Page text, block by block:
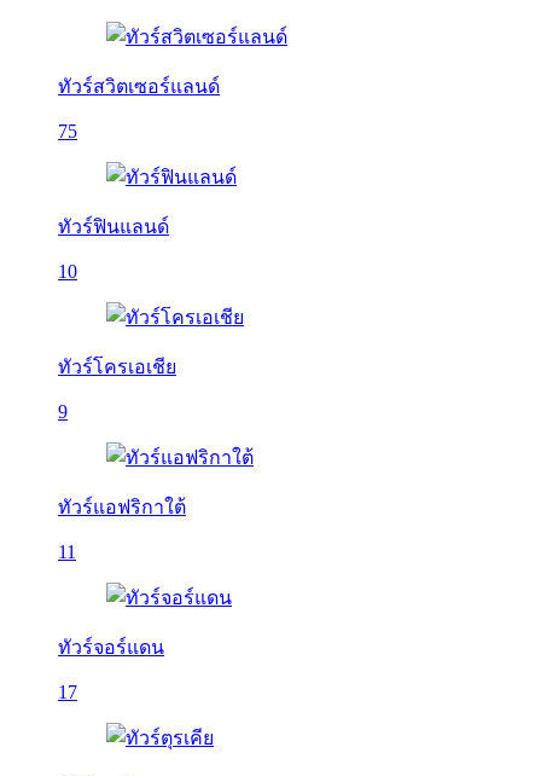
ทัวร์สวิตเซอร์แลนด์
75
ทัวร์ฟินแลนด์
10
ทัวร์โครเอเชีย
9
ทัวร์แอฟริกาใต้
11
ทัวร์จอร์แดน
17